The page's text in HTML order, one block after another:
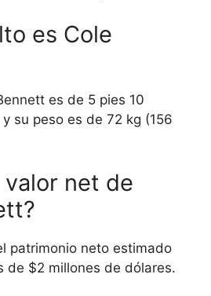
es Cole
es de 5 pies 10
su peso es de 72 kg (156
valor net de
patrimonio neto estimado
de $2 millones de dólares.